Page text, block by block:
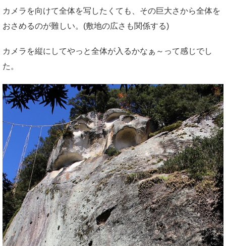
カメラを向けて全体を写したくても、その巨大さから全体を
おさめるのが難しい。(敷地の広さも関係する)
カメラを縦にしてやっと全体が入るかなぁ～って感じでし
た。